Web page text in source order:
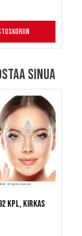
sinua
kpl, kirkas